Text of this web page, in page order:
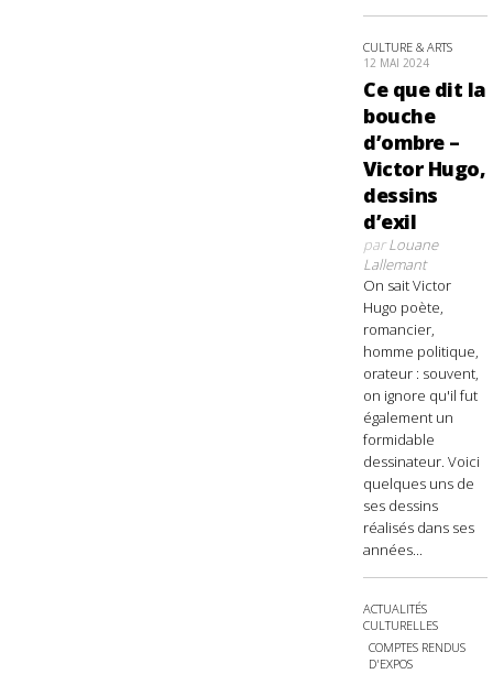
CULTURE & ARTS
12 MAI 2024
Ce que dit la
bouche
d’ombre –
Victor Hugo,
dessins
d’exil
parLouane
Lallemant
On sait Victor
Hugo poète,
romancier,
homme politique,
orateur : souvent,
on ignore qu'il fut
également un
formidable
dessinateur. Voici
quelques uns de
ses dessins
réalisés dans ses
années...
ACTUALITÉS
CULTURELLES
COMPTES RENDUS
D'EXPOS